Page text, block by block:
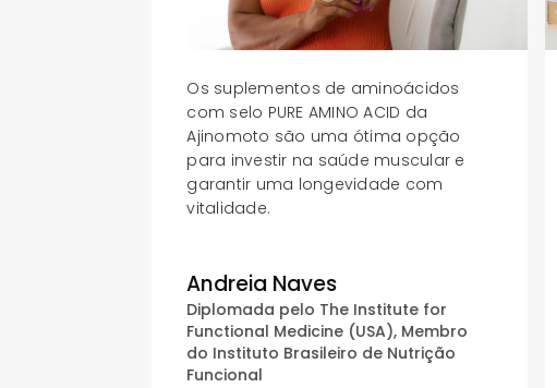
Diplomada pelo The Institute for
Functional Medicine (USA), Membro
do Instituto Brasileiro de Nutrição
Funcional
Andreia Naves
Os suplementos de aminoácidos
com selo PURE AMINO ACID da
Ajinomoto são uma ótima opção
para investir na saúde muscular e
garantir uma longevidade com
vitalidade.